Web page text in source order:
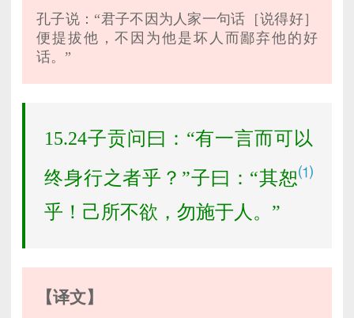
孔子说：“君子不因为人家一句话［说得好］
便提拔他，不因为他是坏人而鄙弃他的好
话。”
15.24子贡问曰：“有一言而可以
终身行之者乎？”子曰：“其恕⑴
乎！己所不欲，勿施于人。”
【译文】